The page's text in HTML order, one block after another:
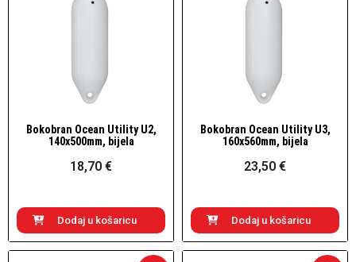
Brzi pogled
Bokobran Ocean Utility U2,
140x500mm, bijela
18,70 €
Dodaj u košaricu
Brzi pogled
Bokobran Ocean Utility U3,
160x560mm, bijela
23,50 €
Dodaj u košaricu